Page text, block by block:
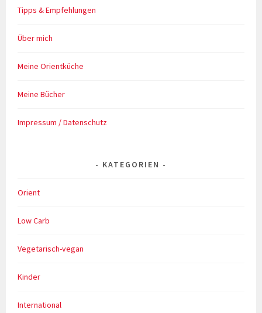
Tipps & Empfehlungen
Über mich
Meine Orientküche
Meine Bücher
Impressum / Datenschutz
KATEGORIEN
Orient
Low Carb
Vegetarisch-vegan
Kinder
International